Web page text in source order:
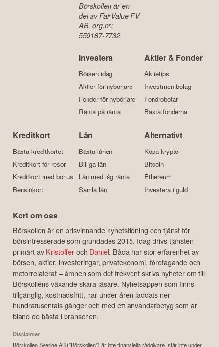
Börskollen är en
del av FairValue FV
AB, org.nr:
559187-7732
Investera
Börsen idag
Aktier för nybörjare
Fonder för nybörjare
Ränta på ränta
Aktier & Fonder
Aktietips
Investmentbolag
Fondrobotar
Bästa fonderna
Kreditkort
Bästa kreditkortet
Kreditkort för resor
Kreditkort med bonus
Bensinkort
Lån
Bästa lånen
Billiga lån
Lån med låg ränta
Samla lån
Alternativt
Köpa krypto
Bitcoin
Ethereum
Investera i guld
Kort om oss
Börskollen är en prisvinnande nyhetstidning och tjänst för
börsintresserade som grundades 2015. Idag drivs tjänsten
primärt av Kristofferoch Daniel. Båda har stor erfarenhet av
börsen, aktier, investeringar, privatekonomi, företagande och
motorrelaterat – ämnen som det frekvent skrivs nyheter om till
Börskollens växande skara läsare. Nyhetsappen som finns
tillgänglig, kostnadsfritt, har under åren laddats ner
hundratusentals gånger och med ett användarbetyg som är
bland de bästa i branschen.
Disclaimer
Börskollen Sverige AB ("Börskollen") är inte finansiella rådgivare, står inte under